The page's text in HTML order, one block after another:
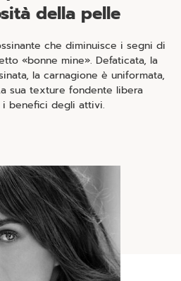
della pelle
che diminuisce i segni di
«bonne mine». Defaticata, la
la carnagione è uniformata,
sua texture fondente libera
i benefici degli attivi.